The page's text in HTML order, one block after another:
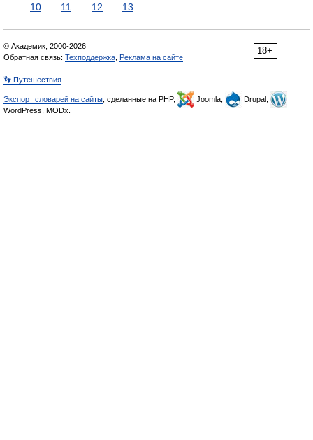
10
11 12 13
18+
© Академик, 2000-2026
Обратная связь: Техподдержка Реклама на сайте
👣 Путешествия
Экспорт словарей на сайты , сделанные на PHP, Joomla,
Drupal,
WordPress, MODx.